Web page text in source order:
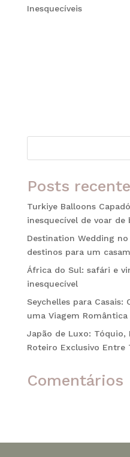
Inesquecíveis
Posts
Turkiye Balloons
inesquecível de voar
Destination Wedding
destinos para um
África do Sul: safári e
inesquecível
Seychelles para Casais:
uma Viagem Romântica
Japão de Luxo: Tóquio,
Roteiro Exclusivo Entre
Comentários